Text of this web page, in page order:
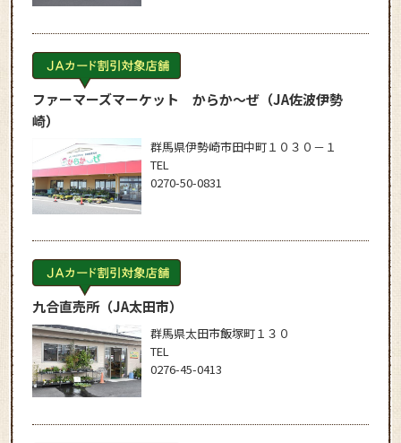
ファーマーズマーケット からか～ぜ（JA佐波伊勢
崎）
群馬県伊勢崎市田中町１０３０－１
TEL
0270-50-0831
九合直売所（JA太田市）
群馬県太田市飯塚町１３０
TEL
0276-45-0413